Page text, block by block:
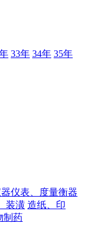
33年 34年 35年
仪表、度量衡器
装潢 造纸、印
制药